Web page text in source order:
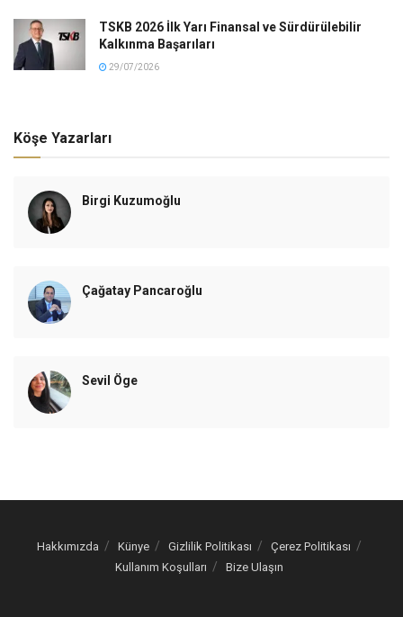
TSKB 2026 İlk Yarı Finansal ve Sürdürülebilir
Kalkınma Başarıları
29/07/2026
Köşe Yazarları
Birgi Kuzumoğlu
Çağatay Pancaroğlu
Sevil Öge
Hakkımızda Künye Gizlilik Politikası
Çerez Politikası
Kullanım Koşulları
Bize Ulaşın